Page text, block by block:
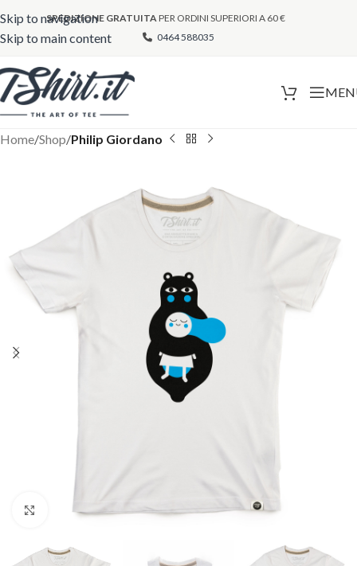
Skip to navigation
Skip to main content
SPEDIZIONE GRATUITAPER ORDINI SUPERIORI A 60 €
0464 588035
Home Shop Philip Giordano
Click to enlarge